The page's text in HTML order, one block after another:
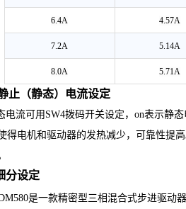
6.4A 4.57A
7.2A 5.14A
8.0A 5.71A
止（静态）电流设定
流可用 SW4拨码开关设定，on表示静
得电机和驱动器的发热减少，可靠性提
分设定
是一款精密型三相混合式步进驱动